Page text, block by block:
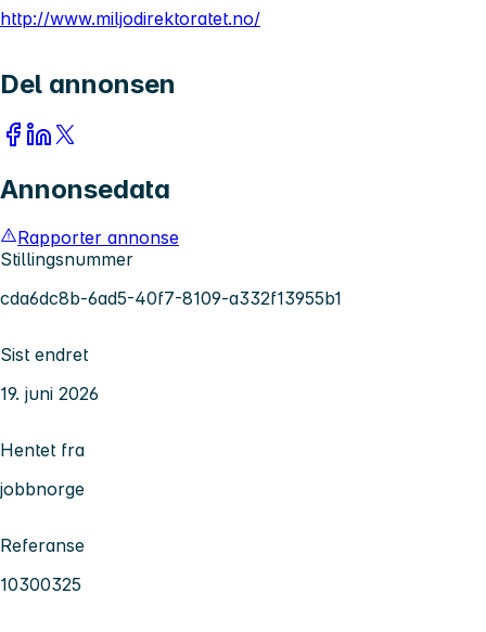
http://www.miljodirektoratet.no/
Del annonsen
Annonsedata
Rapporter annonse
Stillingsnummer
cda6dc8b-6ad5-40f7-8109-a332f13955b1
Sist endret
19. juni 2026
Hentet fra
jobbnorge
Referanse
10300325